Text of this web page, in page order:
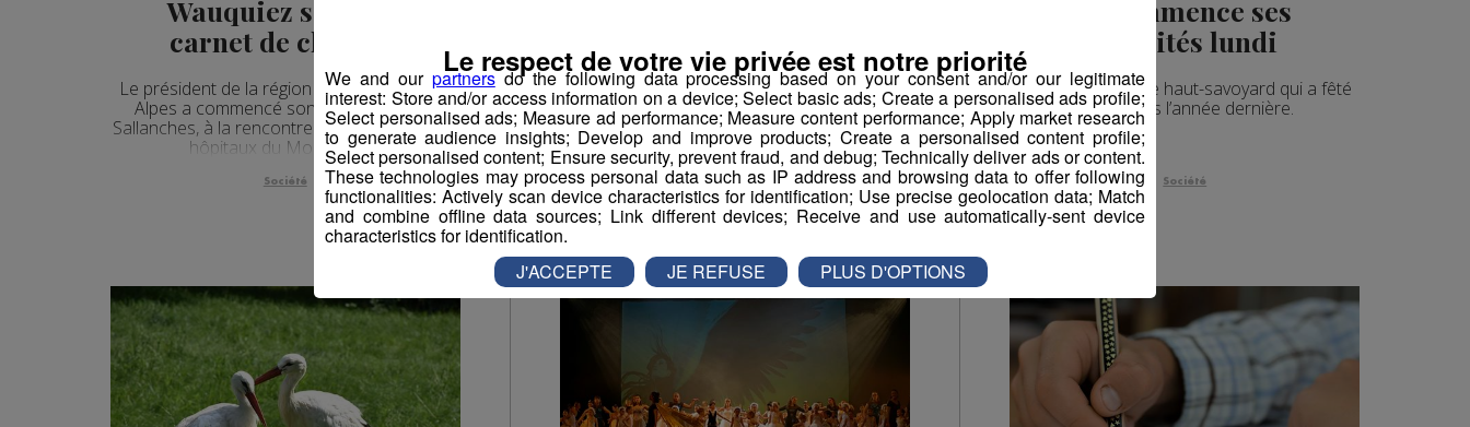
Wauquiez sort son
carnet de chèques
Le président de la région Auvergne-Rhône-
Alpes a commencé son déplacement à
Sallanches, à la rencontre des soignants des
hôpitaux du Mont-Blanc.
Société
Le tribunal pour enfants d’Annecy a rendu sa
décision.
Société
recommence ses
activités lundi
C’est un complexe haut-savoyard qui a fêté
ses dix ans l’année dernière.
Société
We and our partnersdo the following data processing based on your consent and/or our legitimate
interest: Store and/or access information on a device; Select basic ads; Create a personalised ads profile;
Select personalised ads; Measure ad performance; Measure content performance; Apply market research
to generate audience insights; Develop and improve products; Create a personalised content profile;
Select personalised content; Ensure security, prevent fraud, and debug; Technically deliver ads or content.
These technologies may process personal data such as IP address and browsing data to offer following
functionalities: Actively scan device characteristics for identification; Use precise geolocation data; Match
and combine offline data sources; Link different devices; Receive and use automatically-sent device
characteristics for identification.
Le respect de votre vie privée est notre priorité
J'ACCEPTE JE REFUSE PLUS D'OPTIONS